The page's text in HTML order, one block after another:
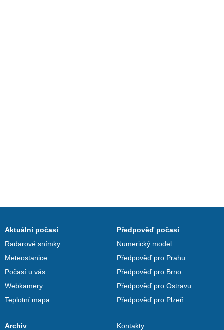
Aktuální počasí
Radarové snímky
Meteostanice
Počasí u vás
Webkamery
Teplotní mapa
Předpověď počasí
Numerický model
Předpověď pro Prahu
Předpověď pro Brno
Předpověď pro Ostravu
Předpověď pro Plzeň
Archiv
Kontakty